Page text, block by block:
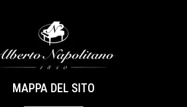
MAPPA DEL SITO